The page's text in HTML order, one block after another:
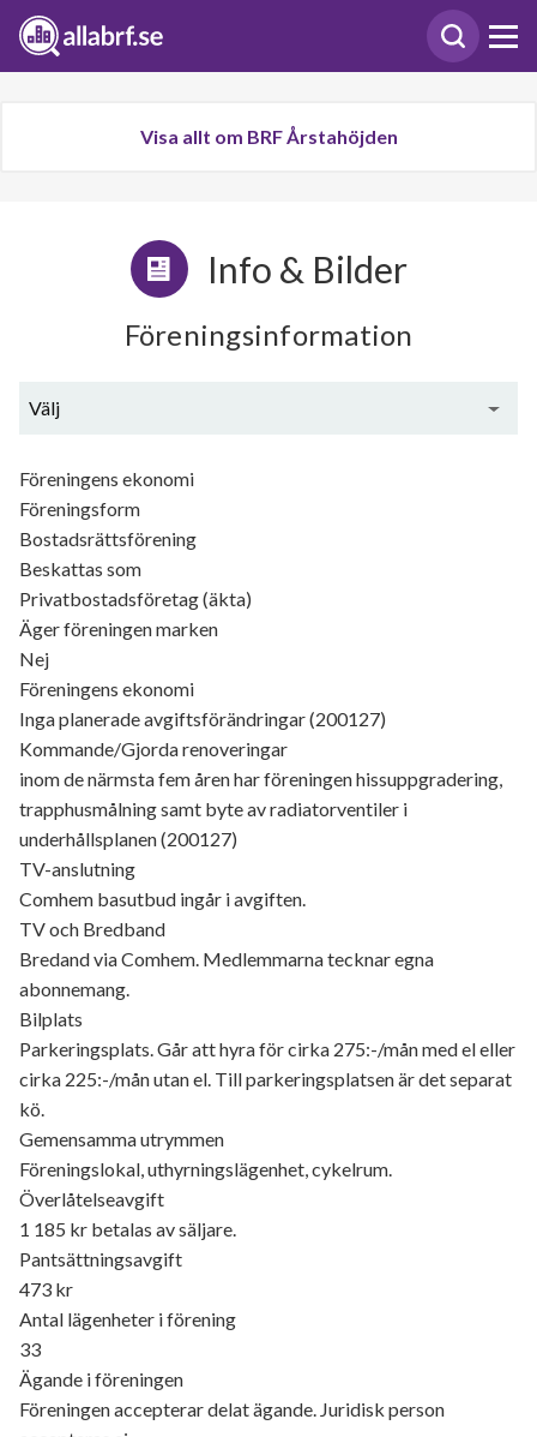
Visa allt om BRF Årstahöjden
Info & Bilder
Föreningsinformation
Välj
Föreningens ekonomi
Föreningsform
Bostadsrättsförening
Beskattas som
Privatbostadsföretag (äkta)
Äger föreningen marken
Nej
Föreningens ekonomi
Inga planerade avgiftsförändringar (200127)
Kommande/Gjorda renoveringar
inom de närmsta fem åren har föreningen hissuppgradering,
trapphusmålning samt byte av radiatorventiler i
underhållsplanen (200127)
TV-anslutning
Comhem basutbud ingår i avgiften.
TV och Bredband
Bredand via Comhem. Medlemmarna tecknar egna
abonnemang.
Bilplats
Parkeringsplats. Går att hyra för cirka 275:-/mån med el eller
cirka 225:-/mån utan el. Till parkeringsplatsen är det separat
kö.
Gemensamma utrymmen
Föreningslokal, uthyrningslägenhet, cykelrum.
Överlåtelseavgift
1 185 kr betalas av säljare.
Pantsättningsavgift
473 kr
Antal lägenheter i förening
33
Ägande i föreningen
Föreningen accepterar delat ägande. Juridisk person